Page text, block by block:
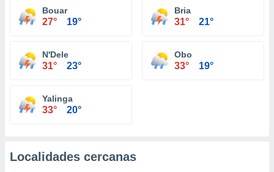
Bouar
27° 19°
Bria
31° 21°
N'Dele
31° 23°
Obo
33° 19°
Yalinga
33° 20°
Localidades cercanas